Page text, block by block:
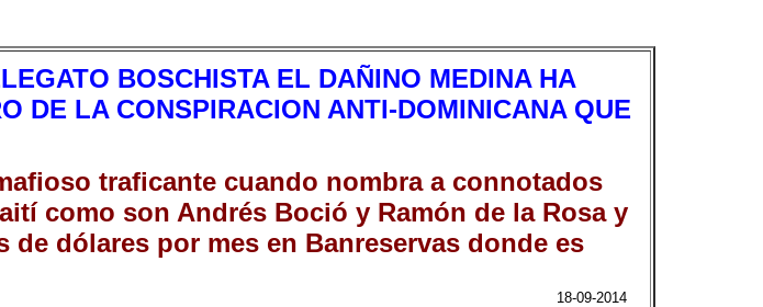
BOSCHISTA EL DAÑINO MEDINA HA
DE LA CONSPIRACION ANTI-DOMINICANA QUE
traficante cuando nombra a connotados
como son Andrés Boció y Ramón de la Rosa y
dólares por mes en Banreservas donde es
18-09-2014